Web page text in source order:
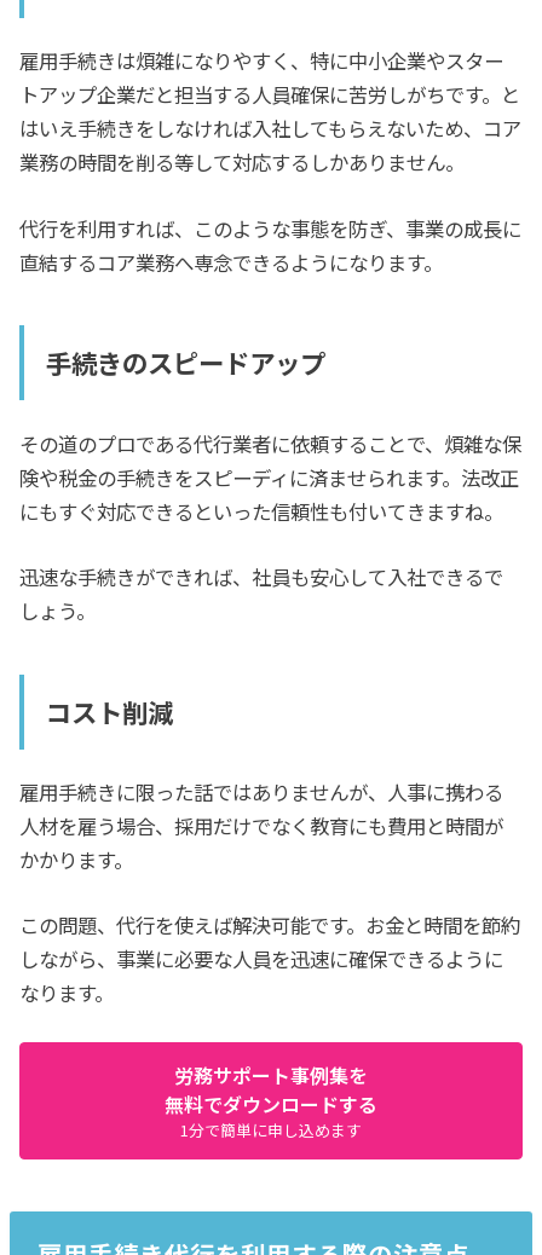
雇用手続きは煩雑になりやすく、特に中小企業やスター
トアップ企業だと担当する人員確保に苦労しがちです。と
はいえ手続きをしなければ入社してもらえないため、コア
業務の時間を削る等して対応するしかありません。
代行を利用すれば、このような事態を防ぎ、事業の成長に
直結するコア業務へ専念できるようになります。
手続きのスピードアップ
その道のプロである代行業者に依頼することで、煩雑な保
険や税金の手続きをスピーディに済ませられます。法改正
にもすぐ対応できるといった信頼性も付いてきますね。
迅速な手続きができれば、社員も安心して入社できるで
しょう。
コスト削減
雇用手続きに限った話ではありませんが、人事に携わる
人材を雇う場合、採用だけでなく教育にも費用と時間が
かかります。
この問題、代行を使えば解決可能です。お金と時間を節約
しながら、事業に必要な人員を迅速に確保できるように
なります。
労務サポート事例集を
無料でダウンロードする
1分で簡単に申し込めます